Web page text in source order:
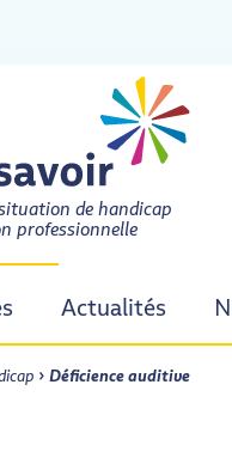
de handicap
professionnelle
Actualités
› Déficience auditive